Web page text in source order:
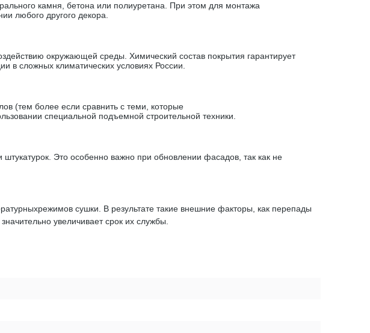
камня, бетона или полиуретана. При этом для монтажа
любого другого декора.
окружающей среды. Химический состав покрытия гарантирует
в сложных климатических условиях России.
(тем более если сравнить с теми, которые
специальной подъемной строительной техники.
Это особенно важно при обновлении фасадов, так как не
сушки. В результате такие внешние факторы, как перепады
увеличивает срок их службы.